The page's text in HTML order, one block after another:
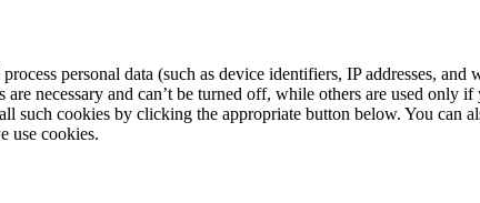
personal data (such as device identifiers, IP addresses,
necessary and can’t be turned off, while others are used only
cookies by clicking the appropriate button below. You can
use cookies.